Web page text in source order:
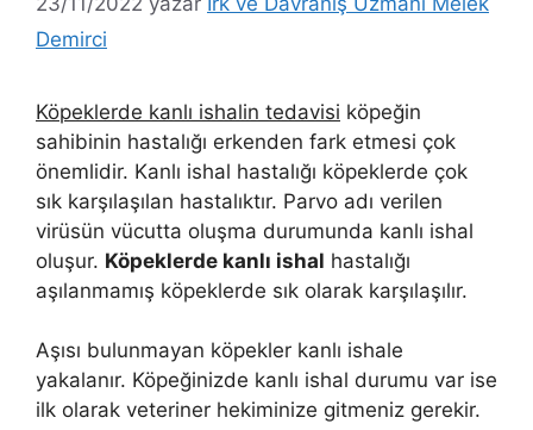
Demirci
Köpeklerde kanlı ishalin tedavisi köpeğin
sahibinin hastalığı erkenden fark etmesi çok
önemlidir. Kanlı ishal hastalığı köpeklerde çok
sık karşılaşılan hastalıktır. Parvo adı verilen
virüsün vücutta oluşma durumunda kanlı ishal
oluşur. Köpeklerde kanlı ishal hastalığı
aşılanmamış köpeklerde sık olarak karşılaşılır.
Aşısı bulunmayan köpekler kanlı ishale
yakalanır. Köpeğinizde kanlı ishal durumu var ise
ilk olarak veteriner hekiminize gitmeniz gerekir.